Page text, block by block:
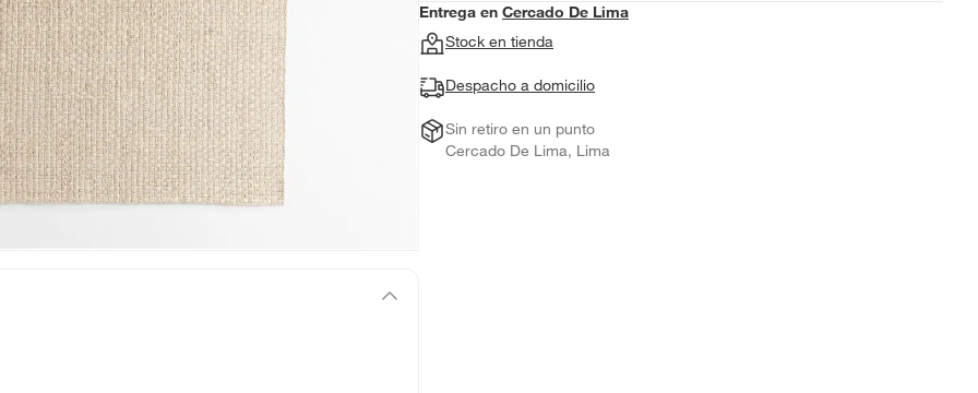
Entrega en Cercado De Lima
Stock en tienda
Despacho a domicilio
Sin retiro en un punto
Cercado De Lima, Lima